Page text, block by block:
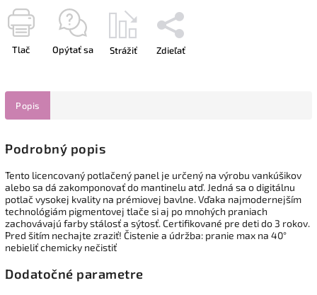
Tlač Opýtať sa Strážiť Zdieľať
Popis
Podrobný popis
Tento licencovaný potlačený panel je určený na výrobu vankúšikov
alebo sa dá zakomponovať do mantinelu atď. Jedná sa o digitálnu
potlač vysokej kvality na prémiovej bavlne. Vďaka najmodernejším
technológiám pigmentovej tlače si aj po mnohých praniach
zachovávajú farby stálosť a sýtosť. Certifikované pre deti do 3 rokov.
Pred šitím nechajte zraziť! Čistenie a údržba: pranie max na 40°
nebieliť chemicky nečistiť
Dodatočné parametre